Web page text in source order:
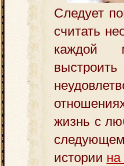
Следует
считать
жизнь с
истории